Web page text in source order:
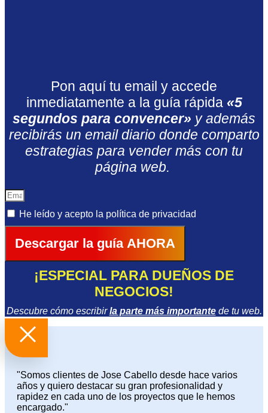
Pon aquí tu email y accede
inmediatamente a la guía rápida «5
segundos para convencer» y además
recibirás un email diario donde comparto
estrategias para vender más con tu
página web.
He leído y acepto la política de privacidad
Descargar la guía AHORA
¡ESPECIAL PARA DUEÑOS DE
NEGOCIOS!
Descubre cómo escribirla parte más importantede tu web.
"Somos clientes de Jose Cabello desde hace varios
años y quiero destacar su gran profesionalidad y
rapidez en cada uno de los proyectos que le hemos
encargado."